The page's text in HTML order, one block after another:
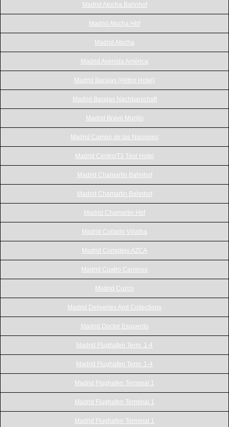
Madrid Atocha Bahnhof
Madrid Atocha Hbf
Madrid Atocha
Madrid Avenida América
Madrid Barajas (Hilton Hotel)
Madrid Barajas Nachbarschaft
Madrid Bravo Murillo
Madrid Campo de las Naciones
Madrid Centro/T3 Tirol Hotel
Madrid Chamartin Bahnhof
Madrid Chamartin Bahnhof
Madrid Chamartin Hbf
Madrid Collado Villalba
Madrid Complejo AZCA
Madrid Cuatro Caminos
Madrid Cuzco
Madrid Deliveries And Collections
Madrid Doctor Esquerdo
Madrid Flughafen Term. 1-4
Madrid Flughafen Term. 1-4
Madrid Flughafen Terminal 1
Madrid Flughafen Terminal 1
Madrid Flughafen Terminal 1